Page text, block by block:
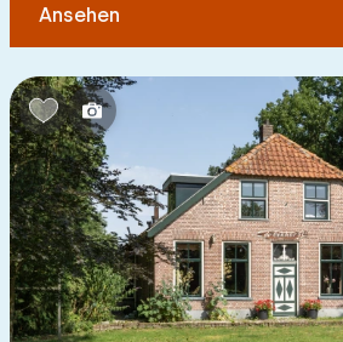
Schlafzimmern:
1 2 4 5
Badezimmer:
1 2 3 4 5
Ansehen